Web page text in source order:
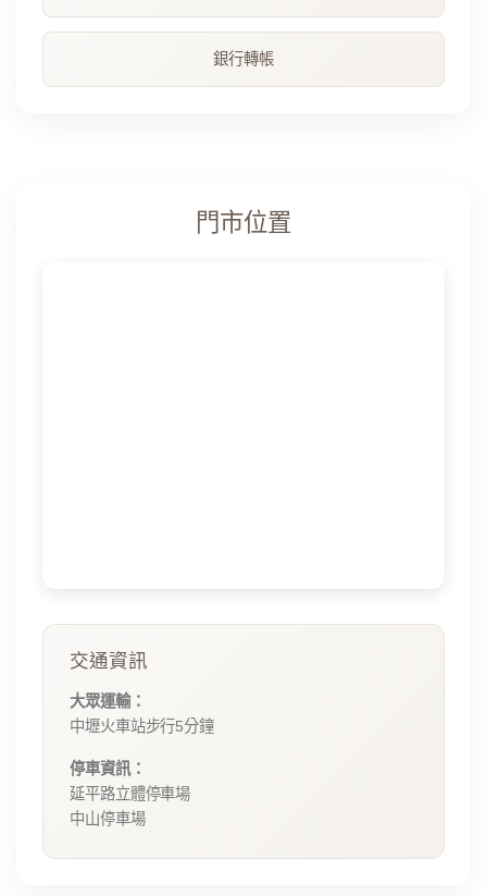
銀行轉帳
門市位置
交通資訊
大眾運輸：
中壢火車站步行5分鐘
停車資訊：
延平路立體停車場
中山停車場